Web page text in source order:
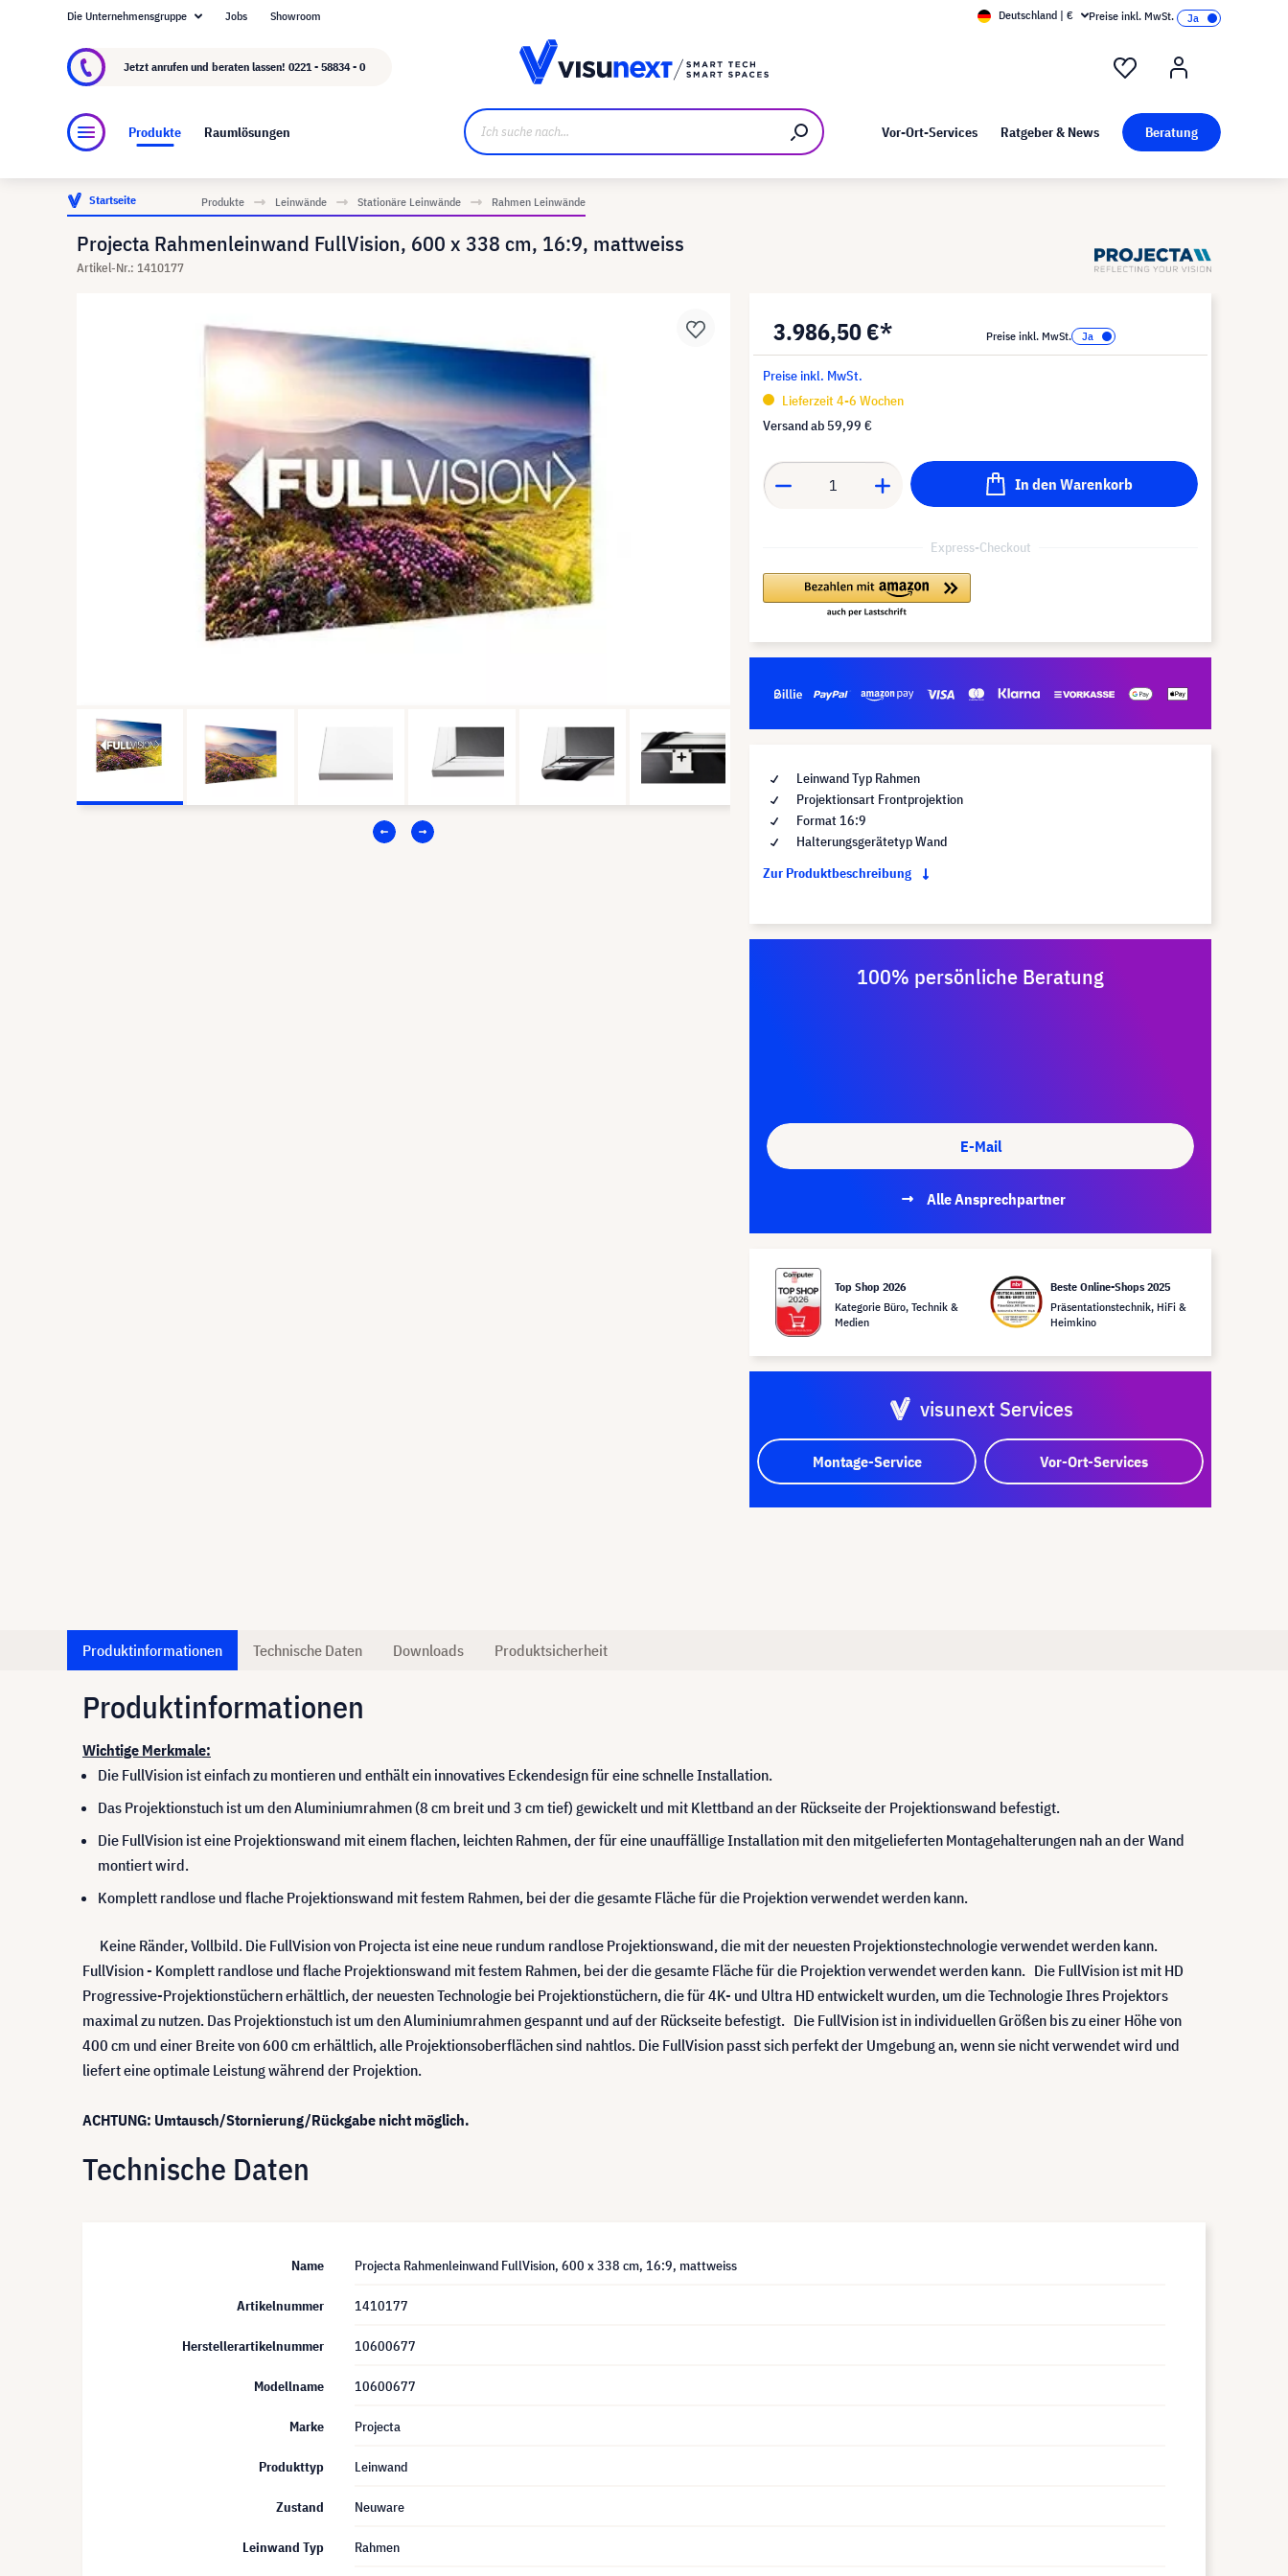
Über visunext.de Kunst bei visunext
Die Unternehmensgruppe Jobs Showroom Deutschland | € Preise inkl. MwSt.
Jetzt anrufen und beraten lassen! 0221 - 58834 - 0
Produkte Raumlösungen Vor-Ort-Services Ratgeber & News Beratung
Startseite Produkte Leinwände Stationäre Leinwände Rahmen Leinwände
Projecta Rahmenleinwand FullVision, 600 x 338 cm, 16:9, mattweiss
Artikel-Nr.: 1410177
3.986,50 €* Preise inkl. MwSt.
Preise inkl. MwSt.
Lieferzeit 4-6 Wochen
Versand ab 59,99 €
In den Warenkorb
Express-Checkout
Leinwand Typ Rahmen
Projektionsart Frontprojektion
Format 16:9
Halterungsgerätetyp Wand
Zur Produktbeschreibung
100% persönliche Beratung
E-Mail
Alle Ansprechpartner
Top Shop 2026
Kategorie Büro, Technik &
Medien
Beste Online-Shops 2025
Präsentationstechnik, HiFi &
Heimkino
visunext Services
Montage-Service Vor-Ort-Services
Produktinformationen Technische Daten Downloads Produktsicherheit
Produktinformationen
Wichtige Merkmale:
Die FullVision ist einfach zu montieren und enthält ein innovatives Eckendesign für eine schnelle Installation.
Das Projektionstuch ist um den Aluminiumrahmen (8 cm breit und 3 cm tief) gewickelt und mit Klettband an der Rückseite der Projektionswand befestigt.
Die FullVision ist eine Projektionswand mit einem flachen, leichten Rahmen, der für eine unauffällige Installation mit den mitgelieferten Montagehalterungen nah an der Wand
montiert wird.
Komplett randlose und flache Projektionswand mit festem Rahmen, bei der die gesamte Fläche für die Projektion verwendet werden kann.
Keine Ränder, Vollbild. Die FullVision von Projecta ist eine neue rundum randlose Projektionswand, die mit der neuesten Projektionstechnologie verwendet werden kann.
FullVision - Komplett randlose und flache Projektionswand mit festem Rahmen, bei der die gesamte Fläche für die Projektion verwendet werden kann. Die FullVision ist mit HD
Progressive-Projektionstüchern erhältlich, der neuesten Technologie bei Projektionstüchern, die für 4K- und Ultra HD entwickelt wurden, um die Technologie Ihres Projektors
maximal zu nutzen. Das Projektionstuch ist um den Aluminiumrahmen gespannt und auf der Rückseite befestigt. Die FullVision ist in individuellen Größen bis zu einer Höhe von
400 cm und einer Breite von 600 cm erhältlich, alle Projektionsoberflächen sind nahtlos. Die FullVision passt sich perfekt der Umgebung an, wenn sie nicht verwendet wird und
liefert eine optimale Leistung während der Projektion.
ACHTUNG: Umtausch/Stornierung/Rückgabe nicht möglich.
Technische Daten
Name Projecta Rahmenleinwand FullVision, 600 x 338 cm, 16:9, mattweiss
Artikelnummer 1410177
Herstellerartikelnummer 10600677
Modellname 10600677
Marke Projecta
Produkttyp Leinwand
Zustand Neuware
Leinwand Typ Rahmen